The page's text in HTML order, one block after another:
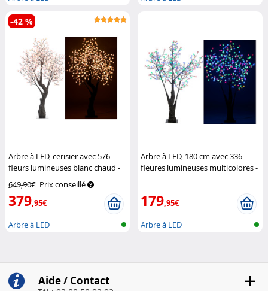
Arbre à LED, cerisier avec 576
fleurs lumineuses blanc chaud -
649,90€ Prix conseillé
379,95€
-42 %
Arbre à LED
Arbre à LED, 180 cm avec 336
fleures lumineuses multicolores -
179,95€
Arbre à LED
Aide / Contact